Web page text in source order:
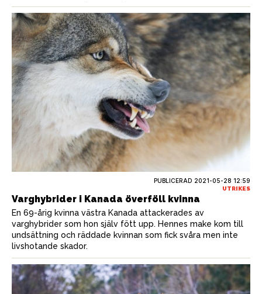
PUBLICERAD 2021-05-28 12:59
UTRIKES
Varghybrider i Kanada överföll kvinna
En 69-årig kvinna västra Kanada attackerades av
varghybrider som hon själv fött upp. Hennes make kom till
undsättning och räddade kvinnan som fick svåra men inte
livshotande skador.